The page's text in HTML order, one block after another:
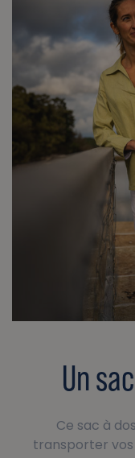
Un
Ce sac à
transporter vos